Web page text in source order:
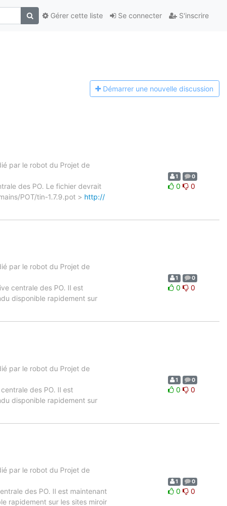
Se connecter S'inscrire
Gérer cette liste
Démarrer une nouvelle discussion
par le robot du Projet de
des PO. Le fichier devrait
POT/tin-1.7.9.pot > http://
1 0
0 0
par le robot du Projet de
centrale des PO. Il est
disponible rapidement sur
1 0
0 0
par le robot du Projet de
des PO. Il est
disponible rapidement sur
1 0
0 0
par le robot du Projet de
des PO. Il est maintenant
rapidement sur les sites miroir
1 0
0 0